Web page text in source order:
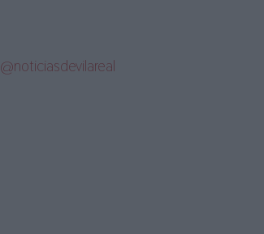
@noticiasdevilareal